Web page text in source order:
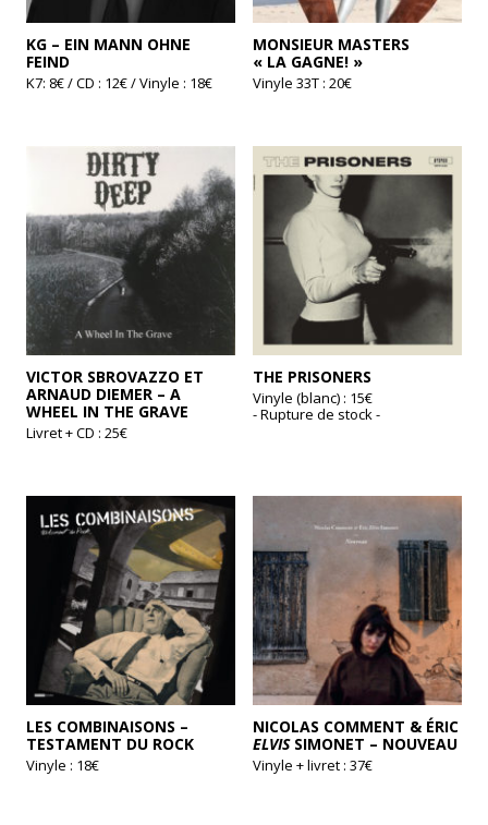
KG – EIN MANN OHNE
FEIND
K7: 8€ / CD : 12€ / Vinyle : 18€
plusieurs
variations.
peuvent
être
choisies
sur
la
page
du
produit
MONSIEUR MASTERS
« LA GAGNE! »
Vinyle 33T : 20€
VICTOR SBROVAZZO ET
ARNAUD DIEMER – A
WHEEL IN THE GRAVE
Livret + CD : 25€
THE PRISONERS
Vinyle (blanc) : 15€
- Rupture de stock -
LES COMBINAISONS –
TESTAMENT DU ROCK
Vinyle : 18€
NICOLAS COMMENT & ÉRIC
ELVISSIMONET – NOUVEAU
Vinyle + livret : 37€